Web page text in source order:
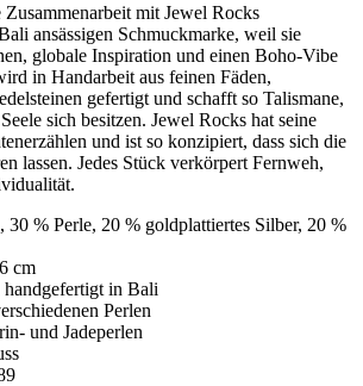
mit Jewel Rocks
ansässigen Schmuckmarke, weil sie
globale Inspiration und einen Boho-Vibe
in Handarbeit aus feinen Fäden,
gefertigt und schafft so Talismane,
sich besitzen. Jewel Rocks hat seine
und ist so konzipiert, dass sich die
lassen. Jedes Stück verkörpert Fernweh,
30 % Perle, 20 % goldplattiertes Silber, 20 %
cm
in Bali
Perlen
und Jadeperlen